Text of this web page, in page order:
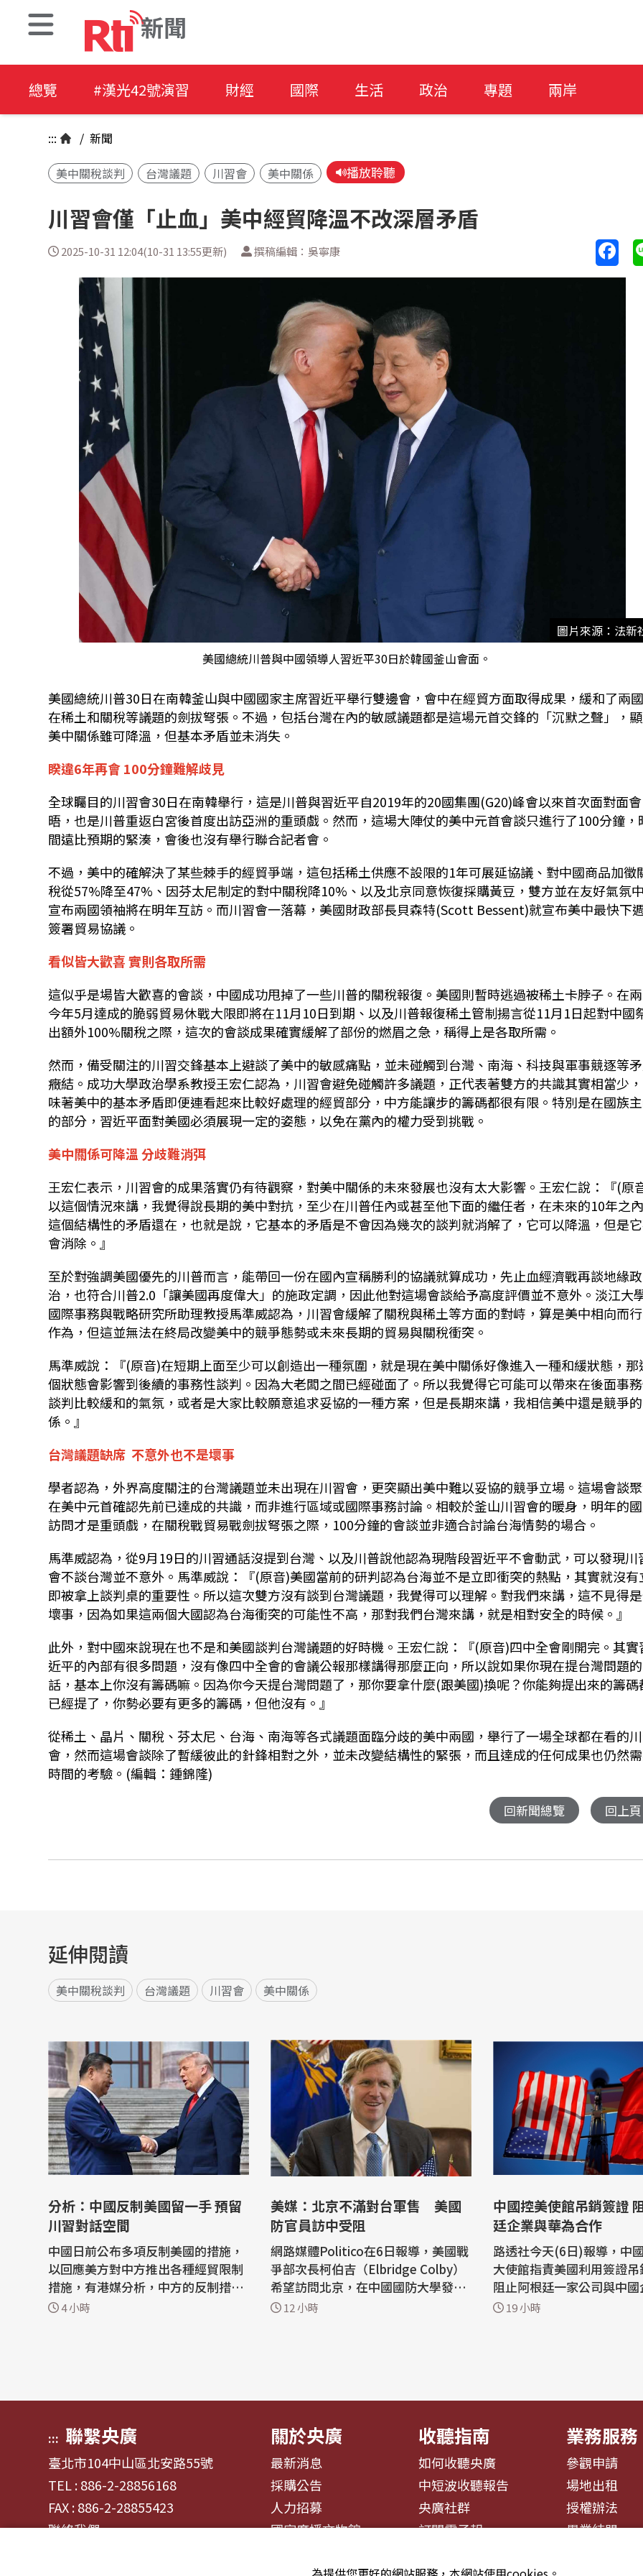
新聞
總覽 #漢光42號演習 財經 國際 生活 政治 專題 兩岸
::: / 新聞
美中關稅談判 台灣議題 川習會 美中關係 播放聆聽
川習會僅「止血」美中經貿降溫不改深層矛盾
2025-10-31 12:04(10-31 13:55更新) 撰稿編輯：吳寧康
圖片來源：法新
美國總統川普與中國領導人習近平30日於韓國釜山會面。
美國總統川普30日在南韓釜山與中國國家主席習近平舉行雙邊會，會中在經貿方面取得成果，緩和了兩國
在稀土和關稅等議題的劍拔弩張。不過，包括台灣在內的敏感議題都是這場元首交鋒的「沉默之聲」，
美中關係雖可降溫，但基本矛盾並未消失。
睽違6年再會 100分鐘難解歧見
全球矚目的川習會30日在南韓舉行，這是川普與習近平自2019年的20國集團(G20)峰會以來首次面對面會
晤，也是川普重返白宮後首度出訪亞洲的重頭戲。然而，這場大陣仗的美中元首會談只進行了100分鐘，
間遠比預期的緊湊，會後也沒有舉行聯合記者會。
不過，美中的確解決了某些棘手的經貿爭端，這包括稀土供應不設限的1年可展延協議、對中國商品加徵
稅從57%降至47% 、因芬太尼制定的對中關稅降10% 、以及北京同意恢復採購黃豆，雙方並在友好氣氛中
宣布兩國領袖將在明年互訪。而川習會一落幕，美國財政部長貝森特(Scott Bessent)就宣布美中最快下
簽署貿易協議。
看似皆大歡喜 實則各取所需
這似乎是場皆大歡喜的會談，中國成功甩掉了一些川普的關稅報復。美國則暫時逃過被稀土卡脖子。在
今年5月達成的脆弱貿易休戰大限即將在11月10日到期、以及川普報復稀土管制揚言從11月1日起對中國
出額外100%關稅之際，這次的會談成果確實緩解了部份的燃眉之急，稱得上是各取所需。
然而，備受關注的川習交鋒基本上避談了美中的敏感痛點，並未碰觸到台灣、南海、科技與軍事競逐等
癥結。成功大學政治學系教授王宏仁認為，川習會避免碰觸許多議題，正代表著雙方的共識其實相當少
味著美中的基本矛盾即便連看起來比較好處理的經貿部分，中方能讓步的籌碼都很有限。特別是在國族
的部分，習近平面對美國必須展現一定的姿態，以免在黨內的權力受到挑戰。
美中關係可降溫 分歧難消弭
王宏仁表示，川習會的成果落實仍有待觀察，對美中關係的未來發展也沒有太大影響。王宏仁說：『(原
以這個情況來講，我覺得說長期的美中對抗，至少在川普任內或甚至他下面的繼任者，在未來的10年之內
這個結構性的矛盾還在，也就是說，它基本的矛盾是不會因為幾次的談判就消解了，它可以降溫，但是
會消除。』
至於對強調美國優先的川普而言，能帶回一份在國內宣稱勝利的協議就算成功，先止血經濟戰再談地緣政
治，也符合川普2.0 「讓美國再度偉大」的施政定調，因此他對這場會談給予高度評價並不意外。淡江大
國際事務與戰略研究所助理教授馬準威認為，川習會緩解了關稅與稀土等方面的對峙，算是美中相向而
作為，但這並無法在終局改變美中的競爭態勢或未來長期的貿易與關稅衝突。
馬準威說：『(原音)在短期上面至少可以創造出一種氛圍，就是現在美中關係好像進入一種和緩狀態，那
個狀態會影響到後續的事務性談判。因為大老闆之間已經碰面了。所以我覺得它可能可以帶來在後面事
談判比較緩和的氣氛，或者是大家比較願意追求妥協的一種方案，但是長期來講，我相信美中還是競爭
係。』
台灣議題缺席 不意外也不是壞事
學者認為，外界高度關注的台灣議題並未出現在川習會，更突顯出美中難以妥協的競爭立場。這場會談
在美中元首確認先前已達成的共識，而非進行區域或國際事務討論。相較於釜山川習會的暖身，明年的
訪問才是重頭戲，在關稅戰貿易戰劍拔弩張之際， 100分鐘的會談並非適合討論台海情勢的場合。
馬準威認為，從9月19日的川習通話沒提到台灣、以及川普說他認為現階段習近平不會動武，可以發現川
會不談台灣並不意外。馬準威說：『(原音)美國當前的研判認為台海並不是立即衝突的熱點，其實就沒有
即被拿上談判桌的重要性。所以這次雙方沒有談到台灣議題，我覺得可以理解。對我們來講，這不見得
壞事，因為如果這兩個大國認為台海衝突的可能性不高，那對我們台灣來講，就是相對安全的時候。』
此外，對中國來說現在也不是和美國談判台灣議題的好時機。王宏仁說：『(原音)四中全會剛開完。其實
近平的內部有很多問題，沒有像四中全會的會議公報那樣講得那麼正向，所以說如果你現在提台灣問題的
話，基本上你沒有籌碼嘛。因為你今天提台灣問題了，那你要拿什麼(跟美國)換呢？你能夠提出來的籌碼
已經提了，你勢必要有更多的籌碼，但他沒有。』
從稀土、晶片、關稅、芬太尼、台海、南海等各式議題面臨分歧的美中兩國，舉行了一場全球都在看的
會，然而這場會談除了暫緩彼此的針鋒相對之外，並未改變結構性的緊張，而且達成的任何成果也仍然
時間的考驗。(編輯：鍾錦隆)
回新聞總覽 回上頁
延伸閱讀
美中關稅談判 台灣議題 川習會 美中關係
分析：中國反制美國留一手 預留
川習對話空間
中國日前公布多項反制美國的措施，
以回應美方對中方推出各種經貿限制
措施，有港媒分析，中方的反制措施
「沒有把拳頭揮到最盡」，刻意保留
4 小時
美媒：北京不滿對台軍售 美國
防官員訪中受阻
網路媒體Politico在6日報導，美國戰
爭部次長柯伯吉（Elbridge Colby）
希望訪問北京，在中國國防大學發表
談話，但中方對去年底批准的110億
12 小時
中國控美使館吊銷簽證
廷企業與華為合作
路透社今天(6日)報導，中
大使館指責美國利用簽證吊
阻止阿根廷一家公司與中
(Huawei)的合作，稱此舉是
19 小時
::: 聯繫央廣
臺北市104中山區北安路55號
TEL : 886-2-28856168
FAX : 886-2-28855423
聯絡我們
關於央廣
最新消息
採購公告
人力招募
國家廣播文物館
收聽指南
如何收聽央廣
中短波收聽報告
央廣社群
訂閱電子報
業務服務
參觀申請
場地出租
授權辦法
異業結盟